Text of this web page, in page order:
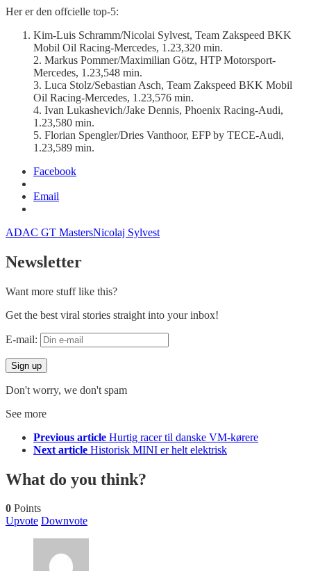
Her er den offcielle top-5:
Kim-Luis Schramm/Nicolai Sylvest, Team Zakspeed BKK
Mobil Oil Racing-Mercedes, 1.23,320 min.
2. Markus Pommer/Maximilian Götz, HTP Motorsport-
Mercedes, 1.23,548 min.
3. Luca Stolz/Sebastian Asch, Team Zakspeed BKK Mobil
Oil Racing-Mercedes, 1.23,576 min.
4. Ivan Lukashevich/Jake Dennis, Phoenix Racing-Audi,
1.23,580 min.
5. Florian Spengler/Dries Vanthoor, EFP by TECE-Audi,
1.23,589 min.
Facebook
Email
ADAC GT MastersNicolaj Sylvest
Newsletter
Want more stuff like this?
Get the best viral stories straight into your inbox!
E-mail:
Don't worry, we don't spam
See more
Previous article Hurtig racer til danske VM-kørere
Next article Historisk MINI er helt elektrisk
What do you think?
0 Points
Upvote Downvote